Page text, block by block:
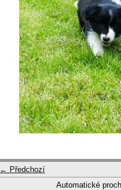
← Předchozí
Automatické